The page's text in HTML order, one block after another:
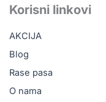
b
o
o
k
o
k
u
b
Korisni linkovi
AKCIJA
Blog
Rase pasa
O nama